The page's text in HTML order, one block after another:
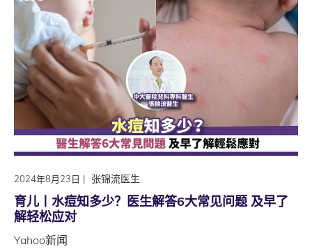
2024年8月23日 | 张锦流医生
育儿丨水痘知多少？医生解答6大常见问题 及早了
解轻松应对
Yahoo新闻